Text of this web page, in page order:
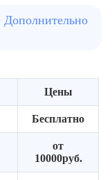
заражённых
Дополнительно
Цены
Бесплатно
от
10000руб.